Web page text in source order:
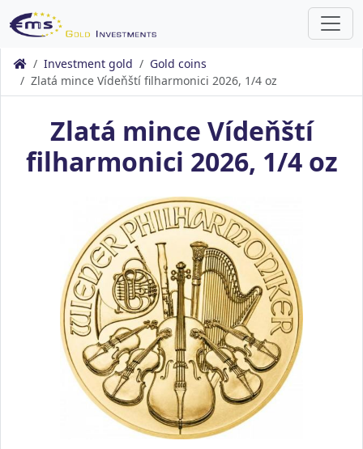
Investment gold
Gold coins
Zlatá mince Vídeňští filharmonici 2026, 1/4 oz
Zlatá mince Vídeňští
filharmonici 2026, 1/4 oz